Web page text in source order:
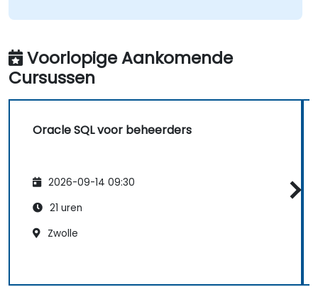
Voorlopige Aankomende
Cursussen
Oracle SQL voor beheerders
2026-09-14 09:30
21 uren
Zwolle